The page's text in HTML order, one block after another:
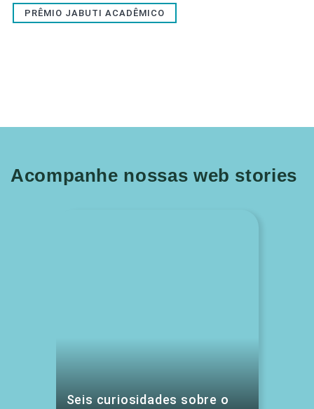
PRÊMIO JABUTI ACADÊMICO
Acompanhe nossas web stories
Seis curiosidades sobre o